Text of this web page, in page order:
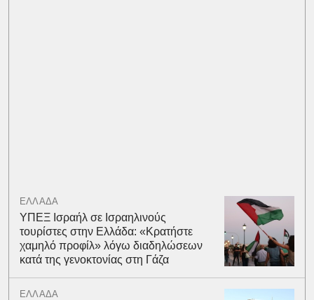
ΕΛΛΑΔΑ
ΥΠΕΞ Ισραήλ σε Ισραηλινούς
τουρίστες στην Ελλάδα: «Κρατήστε
χαμηλό προφίλ» λόγω διαδηλώσεων
κατά της γενοκτονίας στη Γάζα
ΕΛΛΑΔΑ